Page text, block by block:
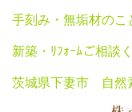
手刻み・無垢材のこ
新築・ﾘﾌｫｰﾑご相談
茨城県下妻市 自然